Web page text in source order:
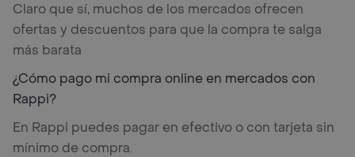
Claro que sí, muchos de los mercados ofrecen
ofertas y descuentos para que la compra te salga
más barata
¿Cómo pago mi compra online en mercados con
Rappi?
En Rappi puedes pagar en efectivo o con tarjeta sin
mínimo de compra.